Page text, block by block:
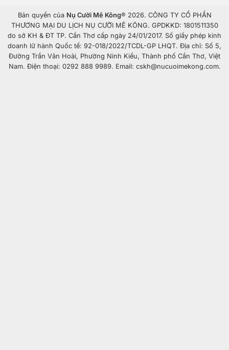
Bản quyền của Nụ Cười Mê Kông® 2026. CÔNG TY CỔ PHẦN
THƯƠNG MẠI DU LỊCH NỤ CƯỜI MÊ KÔNG. GPDKKD: 1801511350
do sở KH & ĐT TP. Cần Thơ cấp ngày 24/01/2017. Số giấy phép kinh
doanh lữ hành Quốc tế: 92-018/2022/TCDL-GP LHQT. Địa chỉ: Số 5,
Đường Trần Văn Hoài, Phường Ninh Kiều, Thành phố Cần Thơ, Việt
Nam. Điện thoại: 0292 888 9989. Email: cskh@nucuoimekong.com.